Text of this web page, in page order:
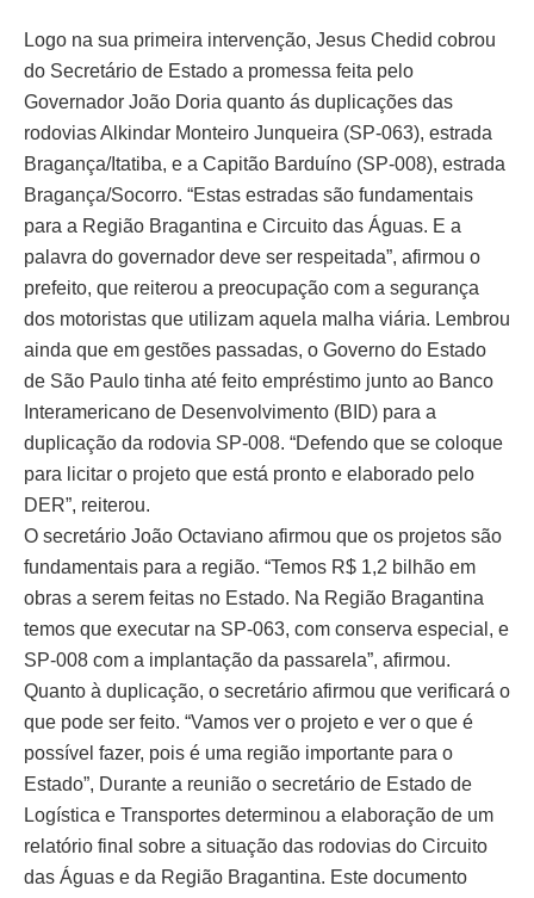
Logo na sua primeira intervenção, Jesus Chedid cobrou
do Secretário de Estado a promessa feita pelo
Governador João Doria quanto ás duplicações das
rodovias Alkindar Monteiro Junqueira (SP-063), estrada
Bragança/Itatiba, e a Capitão Barduíno (SP-008), estrada
Bragança/Socorro. “Estas estradas são fundamentais
para a Região Bragantina e Circuito das Águas. E a
palavra do governador deve ser respeitada”, afirmou o
prefeito, que reiterou a preocupação com a segurança
dos motoristas que utilizam aquela malha viária. Lembrou
ainda que em gestões passadas, o Governo do Estado
de São Paulo tinha até feito empréstimo junto ao Banco
Interamericano de Desenvolvimento (BID) para a
duplicação da rodovia SP-008. “Defendo que se coloque
para licitar o projeto que está pronto e elaborado pelo
DER”, reiterou.
O secretário João Octaviano afirmou que os projetos são
fundamentais para a região. “Temos R$ 1,2 bilhão em
obras a serem feitas no Estado. Na Região Bragantina
temos que executar na SP-063, com conserva especial, e
SP-008 com a implantação da passarela”, afirmou.
Quanto à duplicação, o secretário afirmou que verificará o
que pode ser feito. “Vamos ver o projeto e ver o que é
possível fazer, pois é uma região importante para o
Estado”, Durante a reunião o secretário de Estado de
Logística e Transportes determinou a elaboração de um
relatório final sobre a situação das rodovias do Circuito
das Águas e da Região Bragantina. Este documento